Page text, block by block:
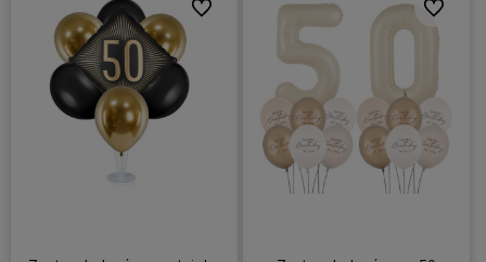
Do ulubionych Do